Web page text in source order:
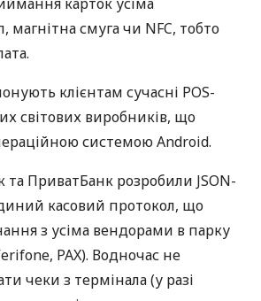
смуга чи NFC, тобто
клієнтам сучасні POS-
світових виробників, що
системою Android.
та ПриватБанк розробили JSON-
касовий протокол, що
з усіма вендорами в парку
PAX). Водночас не
чеки з термінала (у разі